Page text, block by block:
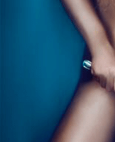
Sledujte
Přihlášení